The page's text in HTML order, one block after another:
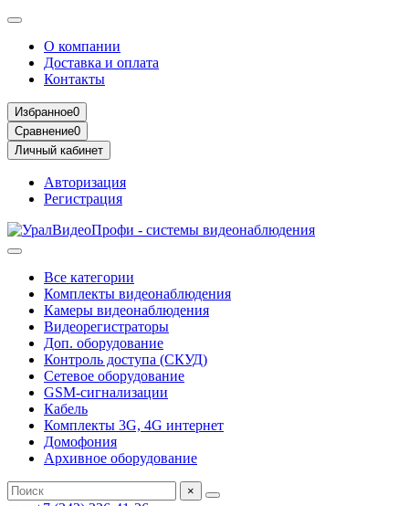
О компании
Доставка и оплата
Контакты
Избранное0
Сравнение0
Личный кабинет
Авторизация
Регистрация
Все категории
Комплекты видеонаблюдения
Камеры видеонаблюдения
Видеорегистраторы
Доп. оборудование
Контроль доступа (СКУД)
Сетевое оборудование
GSM-сигнализации
Кабель
Комплекты 3G, 4G интернет
Домофония
Архивное оборудование
×